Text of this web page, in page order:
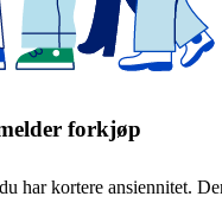
forkjøp
har kortere ansiennitet.